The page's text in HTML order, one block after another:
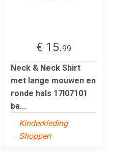
€ 15.99
Neck & Neck Shirt
met lange mouwen en
ronde hals 17I07101
ba...
Kinderkleding
Shoppen